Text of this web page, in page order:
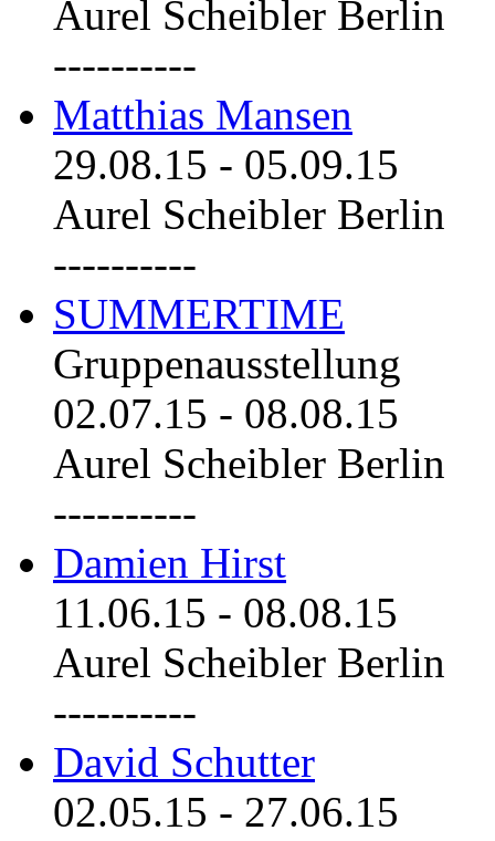
Aurel Scheibler Berlin
----------
Matthias Mansen
29.08.15 - 05.09.15
Aurel Scheibler Berlin
----------
SUMMERTIME
Gruppenausstellung
02.07.15 - 08.08.15
Aurel Scheibler Berlin
----------
Damien Hirst
11.06.15 - 08.08.15
Aurel Scheibler Berlin
----------
David Schutter
02.05.15 - 27.06.15